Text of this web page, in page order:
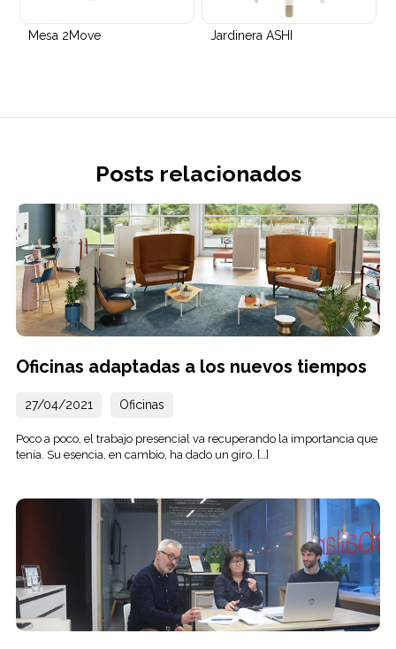
Mesa 2Move Jardinera ASHI
Posts relacionados
Oficinas adaptadas a los nuevos tiempos
27/04/2021 Oficinas
Poco a poco, el trabajo presencial va recuperando la importancia que
tenía. Su esencia, en cambio, ha dado un giro. […]